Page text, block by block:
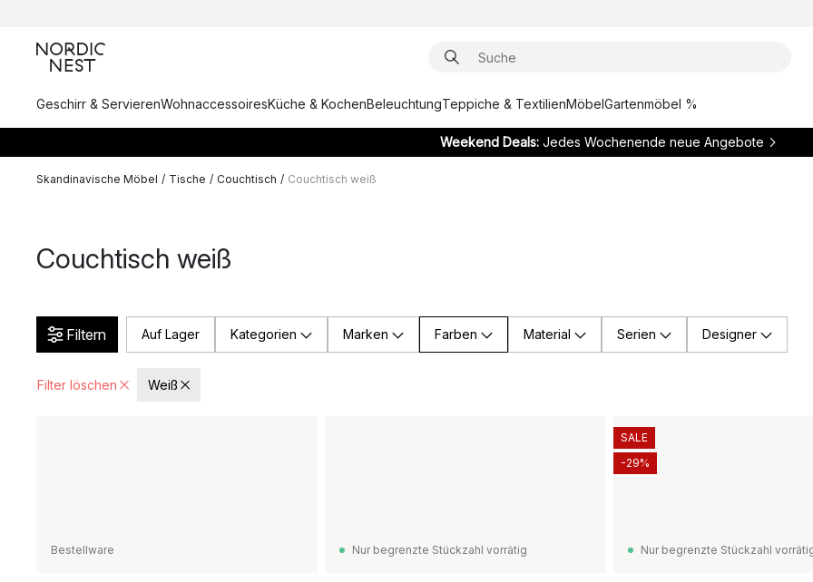
Geschirr & ServierenWohnaccessoiresKüche & KochenBeleuchtungTeppiche & TextilienMöbelGartenmöbel %
Weekend Deals:Jedes Wochenende neue Angebote
Skandinavische Möbel / Tische / Couchtisch / Couchtisch weiß
Couchtisch weiß
Filtern Auf Lager Kategorien Marken Farben Material Serien Designer
Filter löschen Weiß
Bestellware Nur begrenzte Stückzahl vorrätig Nur begrenzte Stückzahl
SALE
-29%